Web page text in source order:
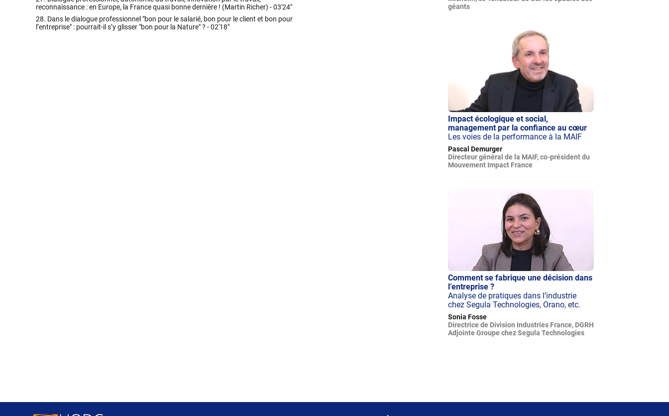
reconnaissance : en Europe, la France quasi bonne dernière ! (Martin Richer) -03'24"
28. Dans le dialogue professionnel "bon pour le salarié, bon pour le client et bon pour
l’entreprise" : pourrait-il s’y glisser "bon pour la Nature" ? -02'18"
géants
Impact écologique et social,
management par la confiance au cœur
Les voies de la performance à la MAIF
Pascal Demurger
Directeur général de la MAIF, co-président du
Mouvement Impact France
Comment se fabrique une décision dans
l’entreprise ?
Analyse de pratiques dans l’industrie
chez Segula Technologies, Orano, etc.
Sonia Fosse
Directrice de Division Industries France, DGRH
Adjointe Groupe chez Segula Technologies